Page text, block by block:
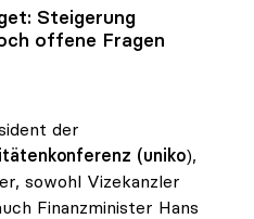
Steigerung
offene Fragen
der
(uniko),
sowohl Vizekanzler
Finanzminister Hans